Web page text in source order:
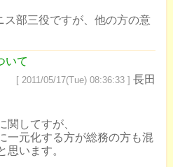
ス部三役ですが、他の方の意
いて
[ 2011/05/17(Tue) 08:36:33 ] 長田
関してすが、
一元化する方が総務の方も混
思います。